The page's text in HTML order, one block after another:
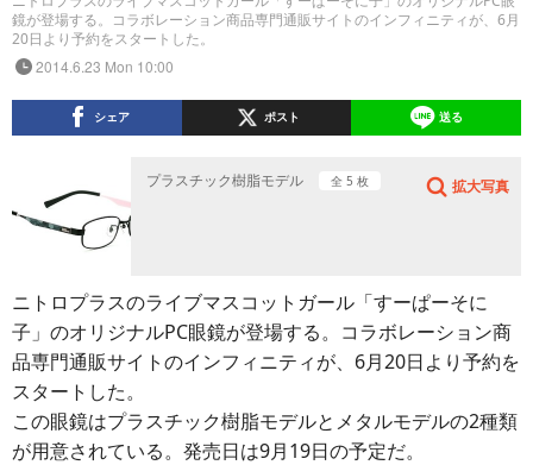
鏡が登場する。コラボレーション商品専門通販サイトのインフィニティが、6月
20日より予約をスタートした。
2014.6.23 Mon 10:00
シェア ポスト 送る
プラスチック樹脂モデル 全 5 枚 拡大写真
ニトロプラスのライブマスコットガール「すーぱーそに
子」のオリジナルPC眼鏡が登場する。コラボレーション商
品専門通販サイトのインフィニティが、6月20日より予約を
スタートした。
この眼鏡はプラスチック樹脂モデルとメタルモデルの2種類
が用意されている。発売日は9月19日の予定だ。